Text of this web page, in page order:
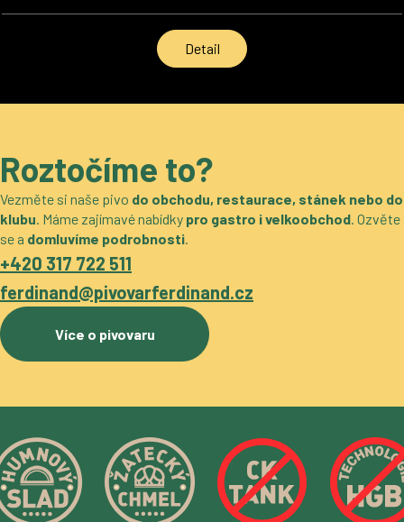
Detail
Roztočíme to?
Vezměte si naše pivo do obchodu, restaurace, stánek nebo do
klubu. Máme zajímavé nabídky pro gastro i velkoobchod. Ozvěte
se a domluvíme podrobnosti.
+420 317 722 511
ferdinand@pivovarferdinand.cz
Více o pivovaru